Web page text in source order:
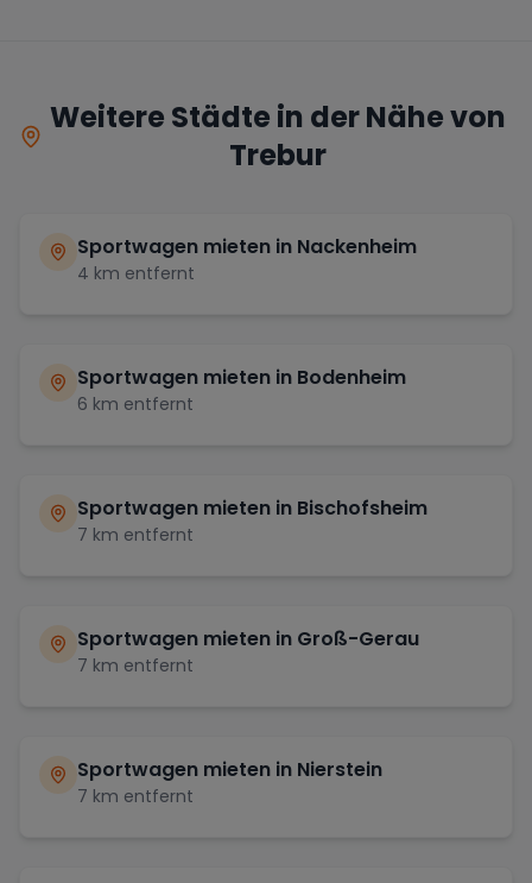
Weitere Städte in der Nähe von
Trebur
Sportwagen mieten in Nackenheim
4 km entfernt
Sportwagen mieten in Bodenheim
6 km entfernt
Sportwagen mieten in Bischofsheim
7 km entfernt
Sportwagen mieten in Groß-Gerau
7 km entfernt
Sportwagen mieten in Nierstein
7 km entfernt